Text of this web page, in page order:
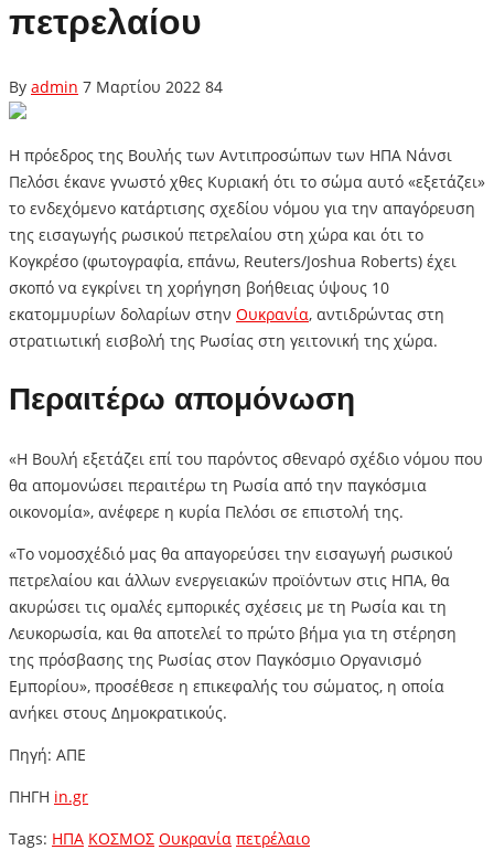
πετρελαίου
By admin 7 Μαρτίου 2022 84
Η πρόεδρος της Βουλής των Αντιπροσώπων των ΗΠΑ Νάνσι
Πελόσι έκανε γνωστό χθες Κυριακή ότι το σώμα αυτό «εξετάζει»
το ενδεχόμενο κατάρτισης σχεδίου νόμου για την απαγόρευση
της εισαγωγής ρωσικού πετρελαίου στη χώρα και ότι το
Κογκρέσο (φωτογραφία, επάνω, Reuters/Joshua Roberts) έχει
σκοπό να εγκρίνει τη χορήγηση βοήθειας ύψους 10
εκατομμυρίων δολαρίων στην Ουκρανία, αντιδρώντας στη
στρατιωτική εισβολή της Ρωσίας στη γειτονική της χώρα.
Περαιτέρω απομόνωση
«Η Βουλή εξετάζει επί του παρόντος σθεναρό σχέδιο νόμου που
θα απομονώσει περαιτέρω τη Ρωσία από την παγκόσμια
οικονομία», ανέφερε η κυρία Πελόσι σε επιστολή της.
«Το νομοσχέδιό μας θα απαγορεύσει την εισαγωγή ρωσικού
πετρελαίου και άλλων ενεργειακών προϊόντων στις ΗΠΑ, θα
ακυρώσει τις ομαλές εμπορικές σχέσεις με τη Ρωσία και τη
Λευκορωσία, και θα αποτελεί το πρώτο βήμα για τη στέρηση
της πρόσβασης της Ρωσίας στον Παγκόσμιο Οργανισμό
Εμπορίου», προσέθεσε η επικεφαλής του σώματος, η οποία
ανήκει στους Δημοκρατικούς.
Πηγή: ΑΠΕ
ΠΗΓΗ in.gr
Tags: ΗΠΑ ΚΟΣΜΟΣ Ουκρανία πετρέλαιο